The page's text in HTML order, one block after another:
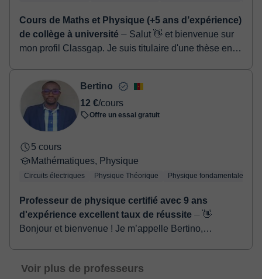
Cours de Maths et Physique (+5 ans d’expérience)
de collège à université ⏤ Salut 👋 et bienvenue sur
mon profil Classgap. Je suis titulaire d'une thèse en
Bertino
12 €/cours
Offre un essai gratuit
5 cours
Mathématiques, Physique
Circuits électriques Physique Théorique Physique fondamentale
Professeur de physique certifié avec 9 ans
d'expérience excellent taux de réussite ⏤ 👋
Bonjour et bienvenue ! Je m’appelle Bertino,
Voir plus de professeurs